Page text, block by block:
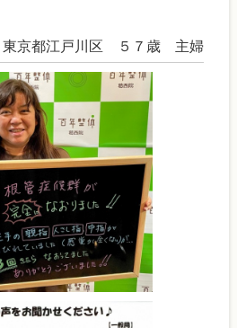
京都江戸川区 ５７歳 主婦